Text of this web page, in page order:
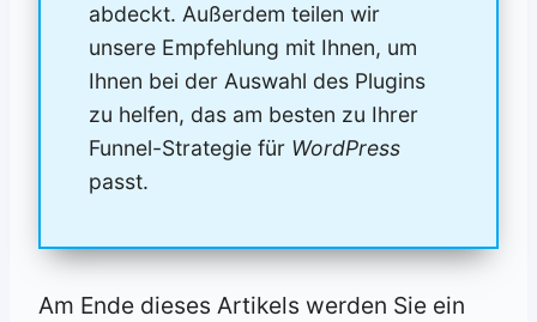
abdeckt. Außerdem teilen wir
unsere Empfehlung mit Ihnen, um
Ihnen bei der Auswahl des Plugins
zu helfen, das am besten zu Ihrer
Funnel-Strategie für WordPress
passt.
Am Ende dieses Artikels werden Sie ein